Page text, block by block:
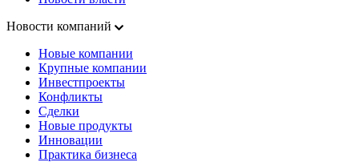
Новости компаний
Новые компании
Крупные компании
Инвестпроекты
Конфликты
Сделки
Новые продукты
Инновации
Практика бизнеса